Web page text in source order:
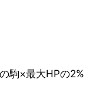
駒×最大HPの2%